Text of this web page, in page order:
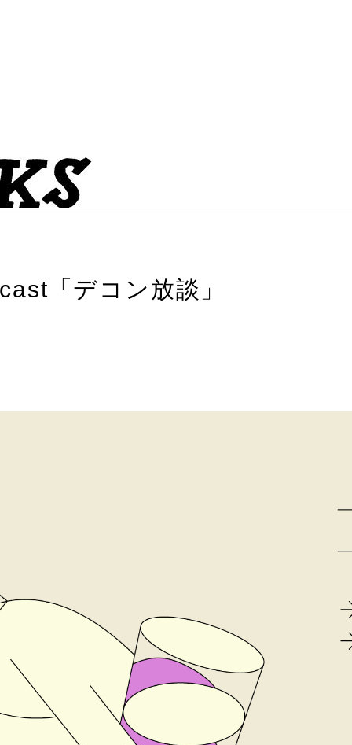
「デコン放談」